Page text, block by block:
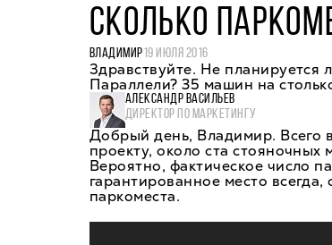
СКОЛЬКО
ВЛАДИМИР19 ИЮЛЯ 2016
Здравствуйте. Не планируется
Параллели? 35 машин на
АЛЕКСАНДР ВАСИЛЬЕВ
ДИРЕКТОР ПО МАРКЕТИНГУ
Добрый день, Владимир. Всего
проекту, около ста
Вероятно, фактическое число
гарантированное место
паркоместа.